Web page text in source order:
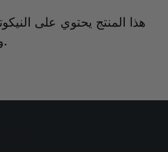
هذا المنتج يحتوي على
وضارة بالصحة. للبالغين فقط +18.